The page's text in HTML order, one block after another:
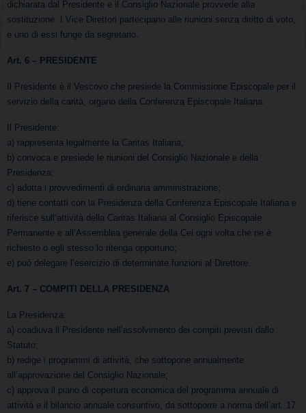
dichiarata dal Presidente e il Consiglio Nazionale provvede alla
sostituzione.
I Vice Direttori partecipano alle riunioni senza diritto di voto,
e uno di essi funge da segretario.
Art. 6 – PRESIDENTE
Il Presidente è il Vescovo che presiede la Commissione Episcopale per il
servizio della carità, organo della Conferenza Episcopale Italiana.
Il Presidente:
a) rappresenta legalmente la Caritas Italiana;
b) convoca e presiede le riunioni del Consiglio Nazionale e della
Presidenza;
c) adotta i provvedimenti di ordinaria amministrazione;
d) tiene contatti con la Presidenza della Conferenza Episcopale Italiana e
riferisce sull’attività della Caritas Italiana al Consiglio Episcopale
Permanente e all’Assemblea generale della Cei ogni volta che ne è
richiesto o egli stesso lo ritenga opportuno;
e) può delegare l’esercizio di determinate funzioni al Direttore.
Art. 7 – COMPITI DELLA PRESIDENZA
La Presidenza:
a) coadiuva il Presidente nell’assolvimento dei compiti previsti dallo
Statuto;
b) redige i programmi di attività, che sottopone annualmente
all’approvazione del Consiglio Nazionale;
c) approva il piano di copertura economica del programma annuale di
attività e il bilancio annuale consuntivo, da sottoporre a norma dell’art. 17